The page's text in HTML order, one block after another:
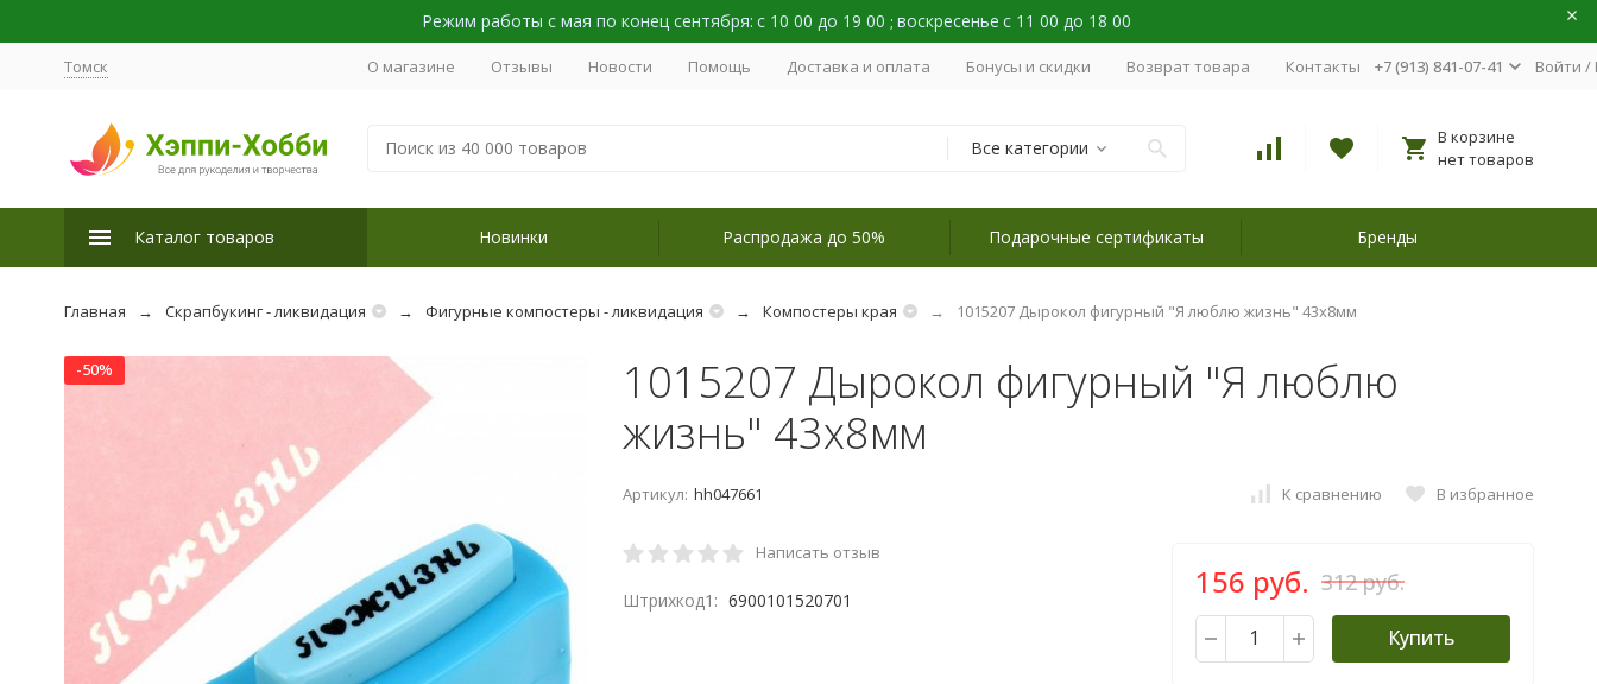
Режим работы с мая по конец сентября: с 10 00 до 19 00 ; воскресенье с 11 00 до 18 00
Томск О магазине Отзывы Новости Помощь Доставка и оплата Бонусы и скидки Возврат товара Контакты +7 (913) 841-07-41 Войти /
Все категории
В корзине
нет товаров
Каталог товаров Новинки Распродажа до 50% Подарочные сертификаты Бренды
Главная Скрапбукинг - ликвидация Фигурные компостеры - ликвидация Компостеры края 1015207 Дырокол фигурный "Я люблю жизнь" 43х8мм
-50%
1015207 Дырокол фигурный "Я люблю
жизнь" 43х8мм
Артикул: hh047661 К сравнению В избранное
Написать отзыв
Штрихкод1: 6900101520701 156 руб. 312 руб.
Купить